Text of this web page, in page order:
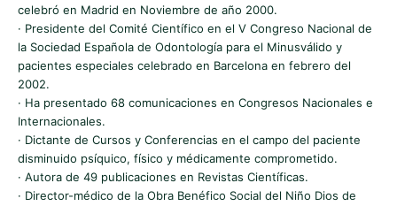
celebró en Madrid en Noviembre de año 2000.
· Presidente del Comité Científico en el V Congreso Nacional de
la Sociedad Española de Odontología para el Minusválido y
pacientes especiales celebrado en Barcelona en febrero del
2002.
· Ha presentado 68 comunicaciones en Congresos Nacionales e
Internacionales.
· Dictante de Cursos y Conferencias en el campo del paciente
disminuido psíquico, físico y médicamente comprometido.
· Autora de 49 publicaciones en Revistas Científicas.
· Director-médico de la Obra Benéfico Social del Niño Dios de